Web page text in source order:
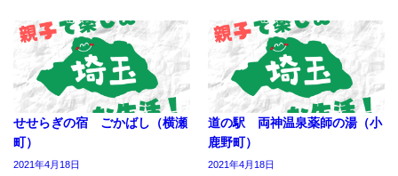
せせらぎの宿 ごかばし（横瀬
町）
2021年4月18日
道の駅 両神温泉薬師の湯（小
鹿野町）
2021年4月18日